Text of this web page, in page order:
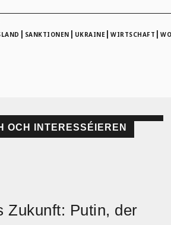
| SANKTIONEN | UKRAINE |WIRTSCHAFT |
OCH INTERESSÉIEREN
Zukunft: Putin, der